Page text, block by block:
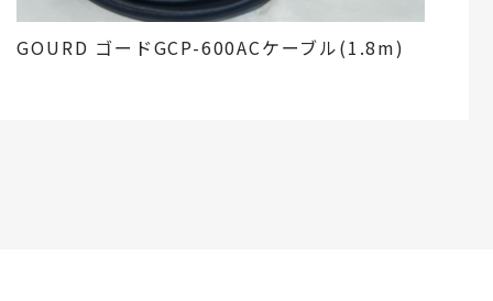
GOURD ゴードGCP-600ACケーブル(1.8m)